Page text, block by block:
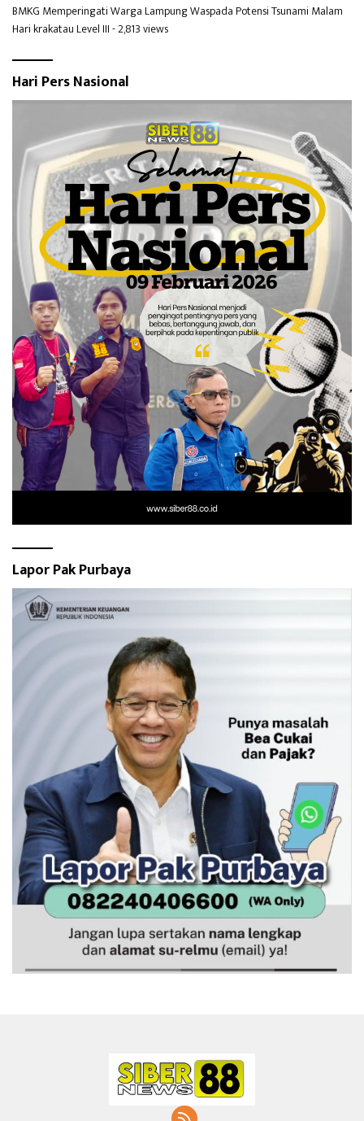
BMKG Memperingati Warga Lampung Waspada Potensi Tsunami Malam
Hari krakatau Level III- 2,813 views
Hari Pers Nasional
Lapor Pak Purbaya